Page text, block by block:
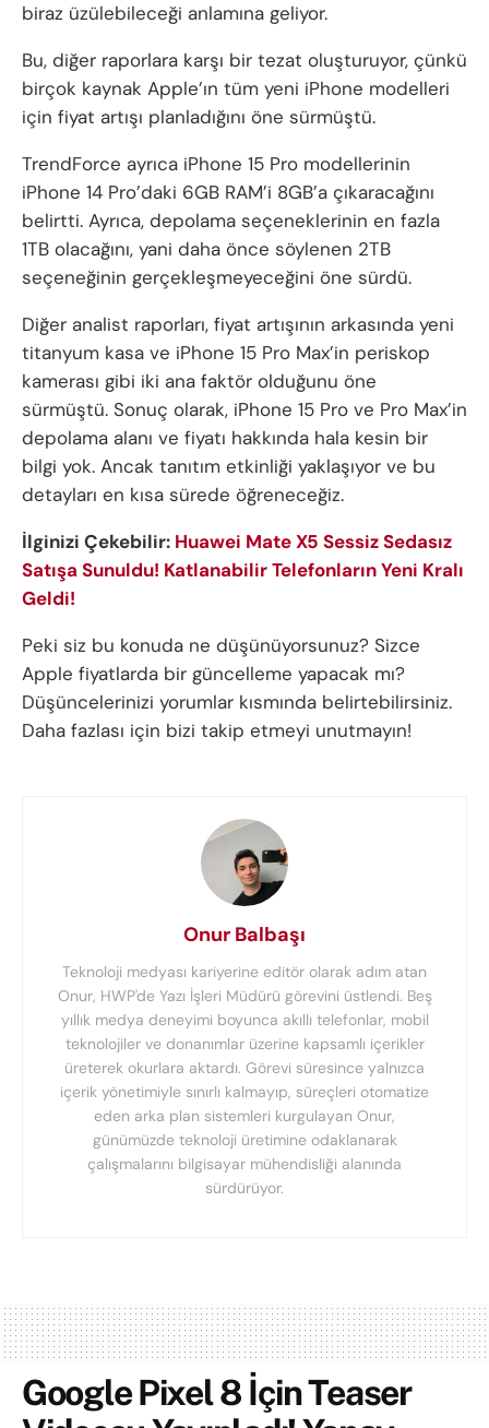
biraz üzülebileceği anlamına geliyor.
Bu, diğer raporlara karşı bir tezat oluşturuyor, çünkü
birçok kaynak Apple’ın tüm yeni iPhone modelleri
için fiyat artışı planladığını öne sürmüştü.
TrendForce ayrıca iPhone 15 Pro modellerinin
iPhone 14 Pro’daki 6GB RAM’i 8GB’a çıkaracağını
belirtti. Ayrıca, depolama seçeneklerinin en fazla
1TB olacağını, yani daha önce söylenen 2TB
seçeneğinin gerçekleşmeyeceğini öne sürdü.
Diğer analist raporları, fiyat artışının arkasında yeni
titanyum kasa ve iPhone 15 Pro Max’in periskop
kamerası gibi iki ana faktör olduğunu öne
sürmüştü. Sonuç olarak, iPhone 15 Pro ve Pro Max’in
depolama alanı ve fiyatı hakkında hala kesin bir
bilgi yok. Ancak tanıtım etkinliği yaklaşıyor ve bu
detayları en kısa sürede öğreneceğiz.
İlginizi Çekebilir: Huawei Mate X5 Sessiz Sedasız
Satışa Sunuldu! Katlanabilir Telefonların Yeni Kralı
Geldi!
Peki siz bu konuda ne düşünüyorsunuz? Sizce
Apple fiyatlarda bir güncelleme yapacak mı?
Düşüncelerinizi yorumlar kısmında belirtebilirsiniz.
Daha fazlası için bizi takip etmeyi unutmayın!
Onur Balbaşı
Teknoloji medyası kariyerine editör olarak adım atan
Onur, HWP'de Yazı İşleri Müdürü görevini üstlendi. Beş
yıllık medya deneyimi boyunca akıllı telefonlar, mobil
teknolojiler ve donanımlar üzerine kapsamlı içerikler
üreterek okurlara aktardı. Görevi süresince yalnızca
içerik yönetimiyle sınırlı kalmayıp, süreçleri otomatize
eden arka plan sistemleri kurgulayan Onur,
günümüzde teknoloji üretimine odaklanarak
çalışmalarını bilgisayar mühendisliği alanında
sürdürüyor.
Google Pixel 8 İçin Teaser